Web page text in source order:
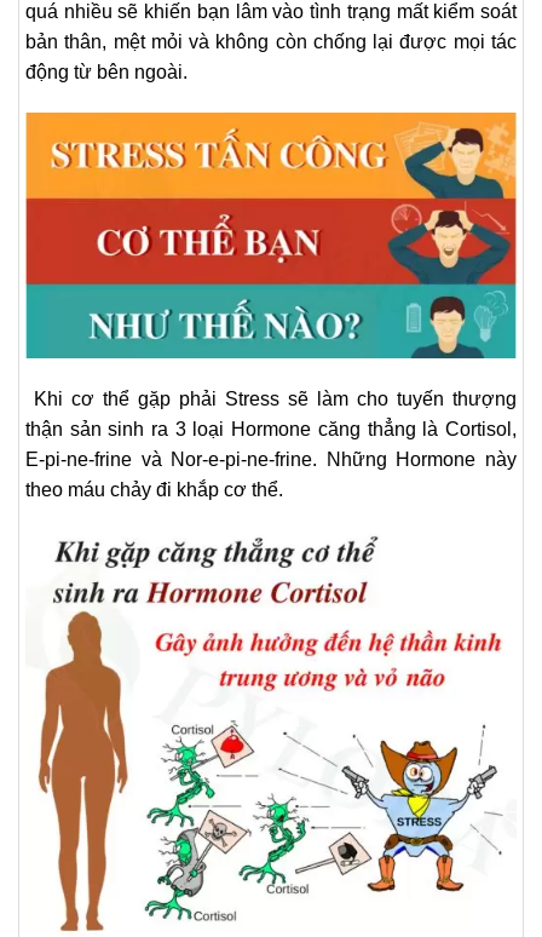
quá nhiều sẽ khiến bạn lâm vào tình trạng mất kiểm soát
bản thân, mệt mỏi và không còn chống lại được mọi tác
động từ bên ngoài.
Khi cơ thể gặp phải Stress sẽ làm cho tuyến thượng
thận sản sinh ra 3 loại Hormone căng thẳng là Cortisol,
E-pi-ne-frine và Nor-e-pi-ne-frine. Những Hormone này
theo máu chảy đi khắp cơ thể.